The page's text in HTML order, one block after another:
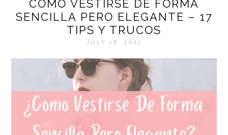
COMO VESTIRSE DE FORMA
SENCILLA PERO ELEGANTE – 17
TIPS Y TRUCOS
JULY 16, 2022